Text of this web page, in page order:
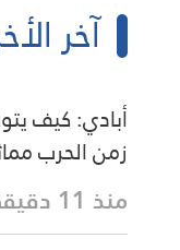
آخر
أبادي: كيف
زمن الحرب
منذ 11 دقيقة